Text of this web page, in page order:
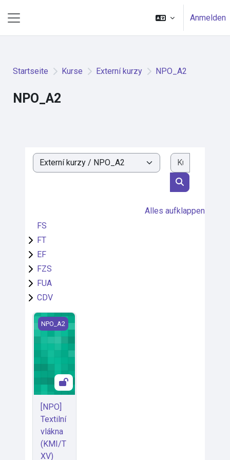
Anmelden
Startseite Kurse Externí kurzy NPO_A2
NPO_A2
Kursbereiche
Kurse suchen
Alles aufklappen
FS
FT
EF
FZS
FUA
CDV
[NPO] Textilní vlákna (KMI/TXV)
NPO_A2
[NPO]
Textilní
vlákna
(KMI/T
XV)